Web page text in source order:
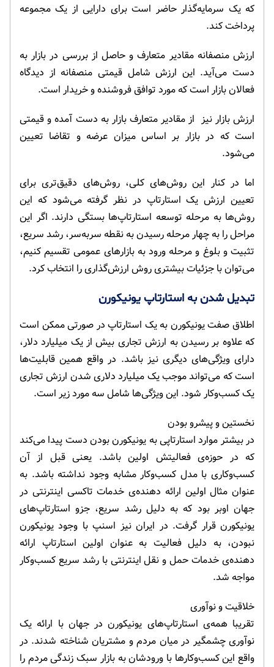
که یک سرمایه‌گذار حاضر است برای دارایی از یک مجموعه
پرداخت کند.
ارزش منصفانه مقادیر متعارف و حاصل از بررسی در بازار به
دست می‌آید. این ارزش شامل قیمتی منصفانه از دیدگاه
فعالان بازار است که مورد توافق فروشنده و خریدار است.
ارزش بازار نیز از مقادیر متعارف بازار به دست آمده و قیمتی
است که در بازار بر اساس میزان عرضه و تقاضا تعیین
می‌شود.
اما در کنار این روش‌های کلی، روش‌های دقیق‌تری برای
تعیین ارزش یک استارتاپ در نظر گرفته می‌شود که این
روش‌ها به مرحله توسعه استارتاپ‌ها بستگی دارند. اگر این
مراحل را به چهار مرحله رسیدن به نقطه سربه‌سر، رشد سریع،
تثبیت و بلوغ و مرحله ورود به بازارهای عمومی تقسیم کنیم،‌
می‌توان با جزئیات بیشتری روش ارزش‌گذاری را انتخاب کرد.
تبدیل شدن به استارتاپ یونیکورن
اطلاق صفت یونیکورن به یک استارتاپ در صورتی ممکن است
که علاوه بر رسیدن به ارزش تجاری بیش از یک میلیارد دلار،
دارای ویژگی‌های دیگری نیز باشد. در واقع همین قابلیت‌ها
است که می‌تواند موجب یک میلیارد دلاری شدن ارزش تجاری
یک کسب‌وکار شود. این ویژگی‌ها شامل سه مورد زیر است.
نخستین و پیشرو بودن
در بیشتر موارد استارتاپی به یونیکورن بودن دست پیدا می‌کند
که در حوزه‌ی فعالیتش اولین باشد. یعنی قبل از آن
کسب‌وکاری با مدل کسب‌وکار مشابه وجود نداشته باشد. به
عنوان مثال اولین ارائه دهنده‌ی خدمات تاکسی اینترنتی در
جهان اوبر بود که به دلیل رشد سریع، جزو استارتاپ‌های
یونیکورن قرار گرفت. در ایران نیز اسنپ با وجود یونیکورن
نبودن، به دلیل فعالیت به عنوان اولین استارتاپ‌ ارائه
دهنده‌ی خدمات حمل و نقل اینترنتی با رشد سریع کسب‌وکار
مواجه شد.
خلاقیت و نوآوری
تقریبا همه‌ی استارتاپ‌های یونیکورن در جهان با ارائه یک
نوآوری چشمگیر در میان مردم و مشتریان شناخته شدند. در
واقع این کسب‌وکارها با ورودشان به بازار سبک زندگی مردم را